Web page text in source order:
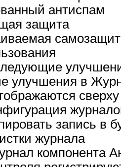
антиспам
защита
улучшения в
сверху
запись в
журнала
компонента